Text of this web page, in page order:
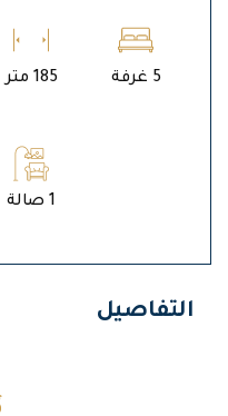
5 غرفة 185 متر
1 صالة
التفاصيل